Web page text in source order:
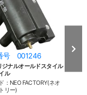
号 001246
ナルオールドスタイル
ル
：NEO FACTORY(ネオ
リー)
2穴